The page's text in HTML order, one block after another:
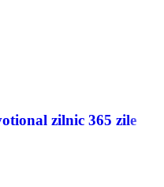
zilnic 365 zile